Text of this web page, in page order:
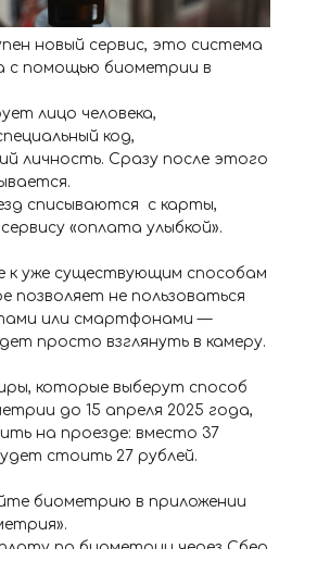
новый сервис, это система
с помощью биометрии в
лицо человека,
код,
личность. Сразу после этого
списываются с карты,
«оплата улыбкой».
к уже существующим способам
позволяет не пользоваться
или смартфонами —
просто взглянуть в камеру.
которые выберут способ
до 15 апреля 2025 года,
на проезде: вместо 37
стоить 27 рублей.
биометрию в приложении
по биометрии через Сбер